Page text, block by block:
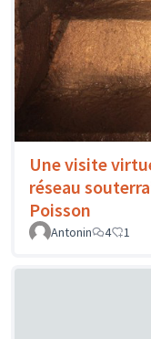
Une visite
réseau
Poisson
Antonin 4 1